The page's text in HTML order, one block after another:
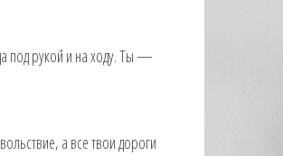
под рукой и на ходу. Ты —
а все твои дороги